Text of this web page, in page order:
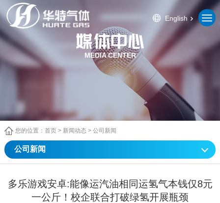
English
MEDIA CENTER
您的位置： 首页> 新闻动态 > 公司新闻
公司新闻
多乐游戏安卓:能像运汽油相同运氢气本钱仅8元
一公斤！校企联合打破绿氢开展瓶颈